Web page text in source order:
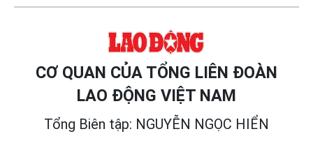
CƠ QUAN CỦA TỔNG LIÊN ĐOÀN
LAO ĐỘNG VIỆT NAM
Tổng Biên tập: NGUYỄN NGỌC HIỂN